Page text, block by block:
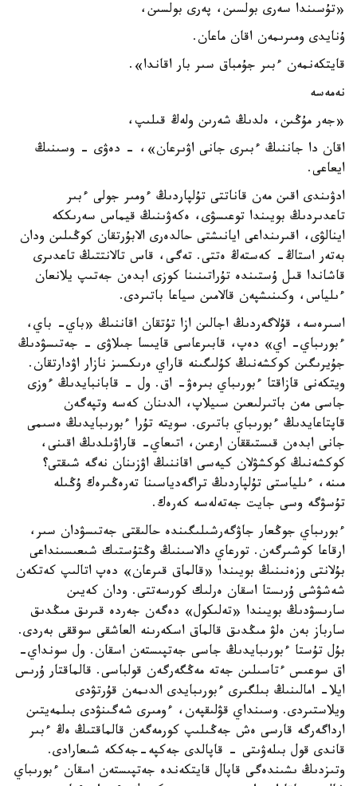
«تۇسىندا سەرى بولسىن، پەرى بولسىن،
ۇنايدى ومىرىمەن اقان ماعان.
قايتكەنمەن ءبىر جۇمباق سىر بار اقاندا».
نەمەسە
«جەر مۇڭىن، ەلدىڭ شەرىن ولەڭ قىلىپ،
اقان دا جاننىڭ ءبىرى جانى اۋىرعان»، - دەۋى - وسىنىڭ
ايعاعى.
ادۋىندى اقىن مەن قاناتتى تۇلپاردىڭ ءومىر جولى ءبىر
تاعدىردىڭ بويىندا توعىسۋى، ەكەۋىنىڭ قيماس سەرىككە
اينالۋى، اقىرىنداعى ايانىشتى حالدەرى الابۇرتقان كوڭىلىن ودان
بەتەر استاڭ- كەستەڭ ەتتى. تەگى، قاس تالانتتىڭ تاعدىرى
قاشاندا قىل ۇستىندە تۇراتىنىنا كوزى ابدەن جەتىپ يلانعان
ءىلياس، وكىنىشپەن قالامىن سياعا باتىردى.
اسىرەسە، قۇلاگەردىڭ اجالىن ازا تۇتقان اقاننىڭ «باي- باي،
ءبورىباي- اي» دەپ، قابىرعاسى قايىسا جىلاۋى - جەتىسۋدىڭ
جۇيرىگىن كوكشەنىڭ كۇلىگىنە قاراي ەرىكسىز نازار اۋدارتقان.
ويتكەنى قازاقتا ءبورىباي بىرەۋ- اق. ول - قابانبايدىڭ ءوزى
جاسى مەن باتىرلىعىن سىيلاپ، الدىنان كەسە وتپەگەن
قاپتاعايدىڭ ءبورىباي باتىرى. سويتە تۇرا ءبورىبايدىڭ ەسىمى
جانى ابدەن قىستىققان ارعىن، اتىعاي- قاراۋىلدىڭ اقىنى،
كوكشەنىڭ كوكشۋلان كيەسى اقاننىڭ اۋزىنان نەگە شىقتى؟
مىنە، ءىلياستى تۇلپاردىڭ تراگەدياسىنا تەرەڭىرەك ۇڭىلە
تۇسۋگە وسى جايت جەتەلەسە كەرەك.
ءبورىباي جوڭعار جاۋگەرشىلىگىندە حالىقتى جەتىسۋدان سىر،
ارقاعا كوشىرگەن. تورعاي دالاسىنىڭ وڭتۇستىك شىعىسىنداعى
بۇلانتى وزەنىنىڭ بويىندا «قالماق قىرعان» دەپ اتالىپ كەتكەن
شەشۋشى ۇرىستا اسقان ەرلىك كورسەتتى. ودان كەيىن
سارىسۋدىڭ بويىندا «تەلىكول» دەگەن جەردە قىرىق مىڭدىق
سارباز بەن ەلۋ مىڭدىق قالماق اسكەرىنە العاشقى سوققى بەردى.
بۇل تۇستا ءبورىبايدىڭ جاسى جەتپىستەن اسقان. ول سونداي-
اق سوعىس ءتاسىلىن جەتە مەڭگەرگەن قولباسى. قالماقتار ۇرىس
ايلا- امالىنىڭ بىلگىرى ءبورىبايدى الدىمەن قۇرتۋدى
ويلاستىردى. وسىنداي قۋلىقپەن، ءومىرى شەگىنۋدى بىلمەيتىن
ارداگەرگە قارسى ەش جەڭىلىپ كورمەگەن قالماقتىڭ ەڭ ءبىر
قاندى قول بىلەۋىتى - قاپالدى جەكپە-جەككە شىعارادى.
وتىزدىڭ ىشىندەگى قاپال قايتكەندە جەتپىستەن اسقان ءبورىباي